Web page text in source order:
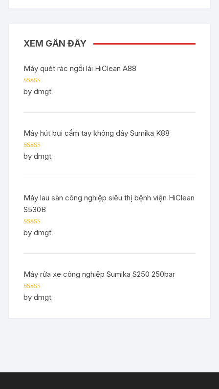
XEM GẦN ĐÂY
Máy quét rác ngồi lái HiClean A88
Rated5out
of 5
by dmgt
Máy hút bụi cầm tay không dây Sumika K88
Rated5out
of 5
by dmgt
Máy lau sàn công nghiệp siêu thị bệnh viện HiClean
S530B
Rated5out
of 5
by dmgt
Máy rửa xe công nghiệp Sumika S250 250bar
Rated5out
of 5
by dmgt